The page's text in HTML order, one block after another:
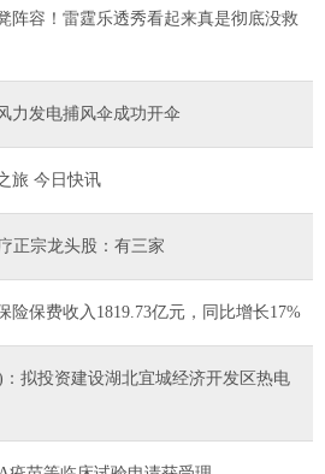
阵容！雷霆乐透秀看起来真是彻底没救
力发电捕风伞成功开伞
旅 今日快讯
正宗龙头股：有三家
险保费收入1819.73亿元，同比增长17%
拟投资建设湖北宜城经济开发区热电